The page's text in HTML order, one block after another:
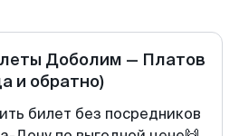
Доболим — Платов
и обратно)
билет без посредников